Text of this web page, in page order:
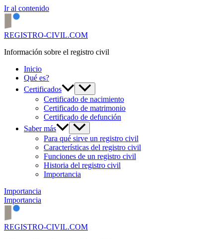
Ir al contenido
REGISTRO-CIVIL.COM
Información sobre el registro civil
Inicio
Qué es?
Certificados
Certificado de nacimiento
Certificado de matrimonio
Certificado de defunción
Saber más
Para qué sirve un registro civil
Características del registro civil
Funciones de un registro civil
Historia del registro civil
Importancia
Importancia
Importancia
REGISTRO-CIVIL.COM